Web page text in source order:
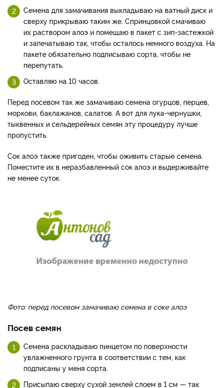
Семена для замачивания выкладываю на ватный диск и
сверху прикрываю таким же. Спринцовкой смачиваю
их раствором алоэ и помещаю в пакет с зип-застежкой
и запечатываю так, чтобы осталось немного воздуха. На
пакете обязательно подписываю сорта, чтобы не
перепутать.
Оставляю на 10 часов.
Перед посевом так же замачиваю семена огурцов, перцев,
моркови, баклажанов, салатов. А вот для лука-чернушки,
тыквенных и сельдерейных семян эту процедуру лучше
пропустить.
Сок алоэ также пригоден, чтобы оживить старые семена.
Поместите их в неразбавленный сок алоэ и выдерживайте
не менее суток.
Фото: перед посевом замачиваю семена в соке алоэ
Посев семян
Семена раскладываю пинцетом по поверхности
увлажненного грунта в соответствии с тем, как
подписаны у меня сорта.
Присыпаю сверху сухой землей слоем в 1 см — так